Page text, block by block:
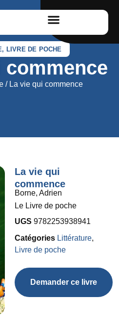
, LIVRE DE POCHE
commence
/ La vie qui commence
La vie qui
commence
Borne, Adrien
Le Livre de poche
UGS 9782253938941
Catégories Littérature,
Livre de poche
Demander ce livre